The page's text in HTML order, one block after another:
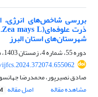
بررسی شاخص‌های انرژی،
شهرستان‌های استان البرز
دوره 55، شماره 4، زمستان 1403، صفحه
صادق نصیرپور، محمدرضا
مشاهده مقاله
اصل مقاله